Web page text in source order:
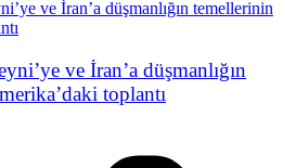
ve İran’a düşmanlığın
toplantı